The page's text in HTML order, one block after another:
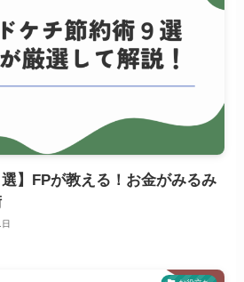
選】FPが教える！お金がみるみ